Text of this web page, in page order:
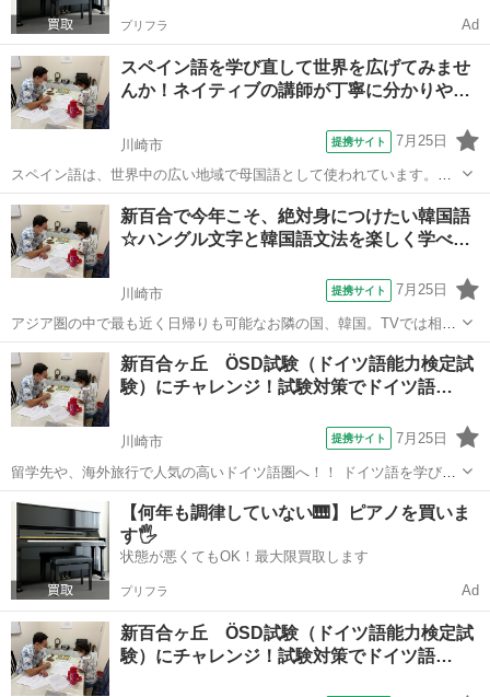
プリフラ Ad
スペイン語を学び直して世界を広げてみませ
んか！ネイティブの講師が丁寧に分かりや…
川崎市 提携サイト 7月25日
スペイン語は、世界中の広い地域で母国語として使われています。米
国では、ヒスパニック系の人口割合が増えていることもあり、必要性
が高い言語です。人気の観光地として、バルセロナ、グラナダ、トレ
ド、などなど観光名所満載のスペインのほ...
神奈川 川崎市 スペイン語
新百合で今年こそ、絶対身につけたい韓国語
☆ハングル文字と韓国語文法を楽しく学べ…
川崎市 提携サイト 7月25日
アジア圏の中で最も近く日帰りも可能なお隣の国、韓国。TVでは相変
わらず韓流ドラマが人気ですね。ますます身近になった韓国語を学ん
でみませんか。インターエドではネイティブ講師による積極的で丁寧
な指導。各人が苦手とする発音の矯正は...
神奈川 川崎市 韓国語
新百合ヶ丘 ÖSD試験（ドイツ語能力検定試
験）にチャレンジ！試験対策でドイツ語…
川崎市 提携サイト 7月25日
留学先や、海外旅行で人気の高いドイツ語圏へ！！ ドイツ語を学びな
がらドイツ、オーストリアなどの風土や文化も自然と学べる楽しい授
業です。 日常会話に磨きをかけ、検定試験を受けてらくらく留学、ド
イツ語圏の生活にも自信が持てます。...
神奈川 川崎市 イタリア語
【何年も調律していない🎹】ピアノを買いま
す🖐️
状態が悪くてもOK！最大限買取します
プリフラ Ad
新百合ヶ丘 ÖSD試験（ドイツ語能力検定試
験）にチャレンジ！試験対策でドイツ語…